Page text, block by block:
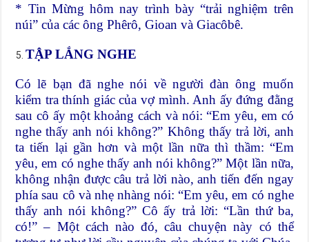
* Tin Mừng hôm nay trình bày “trải nghiệm trên
núi” của các ông Phêrô, Gioan và Giacôbê.
TẬP LẮNG NGHE
Có lẽ bạn đã nghe nói về người đàn ông muốn
kiểm tra thính giác của vợ mình. Anh ấy đứng đằng
sau cô ấy một khoảng cách và nói: “Em yêu, em có
nghe thấy anh nói không?” Không thấy trả lời, anh
ta tiến lại gần hơn và một lần nữa thì thầm: “Em
yêu, em có nghe thấy anh nói không?” Một lần nữa,
không nhận được câu trả lời nào, anh tiến đến ngay
phía sau cô và nhẹ nhàng nói: “Em yêu, em có nghe
thấy anh nói không?” Cô ấy trả lời: “Lần thứ ba,
có!” – Một cách nào đó, câu chuyện này có thể